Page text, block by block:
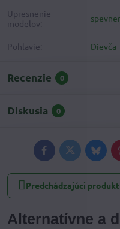
Upresnenie
modelov:
Pohlavie: Dievča
Recenzie 0
Diskusia 0
FacebookTwitter
Predchádzajúci produkt
Alternatívne a